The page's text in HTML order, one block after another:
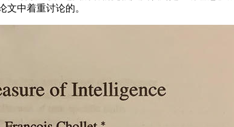
文中着重讨论的。